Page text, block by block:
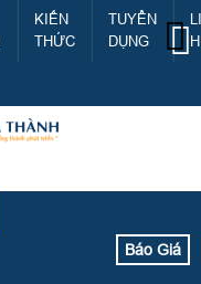
KIẾN
THỨC
TUYỂN
DỤNG
Báo Giá